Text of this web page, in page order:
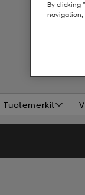
Tuotemerkit
By clicking
navigation,